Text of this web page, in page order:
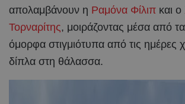
απολαμβάνουν η Ραμόνα Φίλιπ και ο
Τορναρίτης, μοιράζοντας μέσα από
όμορφα στιγμιότυπα από τις ημέρες
δίπλα στη θάλασσα.